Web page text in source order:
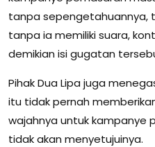
tanpa sepengetahuannya,
tanpa ia memiliki suara,
demikian isi gugatan
Pihak Dua Lipa juga
itu tidak pernah
wajahnya untuk kampanye
tidak akan menyetujuinya.